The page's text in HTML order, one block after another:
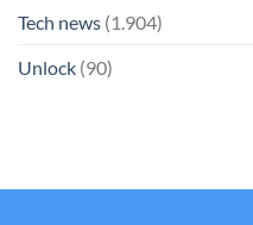
Tech news (1.904)
Unlock (90)